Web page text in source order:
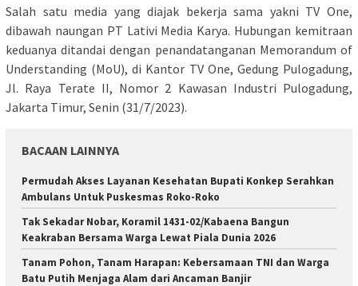
Salah satu media yang diajak bekerja sama yakni TV One,
dibawah naungan PT Lativi Media Karya. Hubungan kemitraan
keduanya ditandai dengan penandatanganan Memorandum of
Understanding (MoU), di Kantor TV One, Gedung Pulogadung,
Jl. Raya Terate II, Nomor 2 Kawasan Industri Pulogadung,
Jakarta Timur, Senin (31/7/2023).
BACAAN LAINNYA
Permudah Akses Layanan Kesehatan Bupati Konkep Serahkan
Ambulans Untuk Puskesmas Roko-Roko
Tak Sekadar Nobar, Koramil 1431-02/Kabaena Bangun
Keakraban Bersama Warga Lewat Piala Dunia 2026
Tanam Pohon, Tanam Harapan: Kebersamaan TNI dan Warga
Batu Putih Menjaga Alam dari Ancaman Banjir